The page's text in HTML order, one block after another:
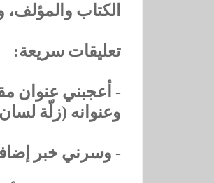
الكتاب
‏تعليقات سريعة:
وعنوانه (زلّة
- وسرني خبر